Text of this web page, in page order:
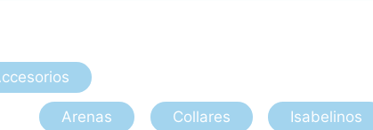
Arenas Collares Isabelinos